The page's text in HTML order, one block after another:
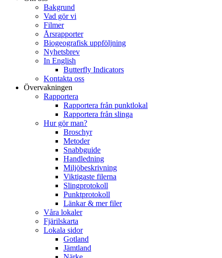
Bakgrund
Vad gör vi
Filmer
Årsrapporter
Biogeografisk uppföljning
Nyhetsbrev
In English
Butterfly Indicators
Kontakta oss
Övervakningen
Rapportera
Rapportera från punktlokal
Rapportera från slinga
Hur gör man?
Broschyr
Metoder
Snabbguide
Handledning
Miljöbeskrivning
Viktigaste filerna
Slingprotokoll
Punktprotokoll
Länkar & mer filer
Våra lokaler
Fjärilskarta
Lokala sidor
Gotland
Jämtland